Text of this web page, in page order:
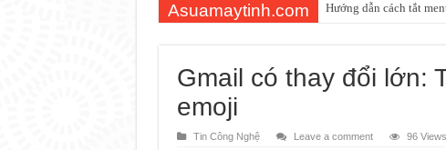
Asuamaytinh.com Hướng dẫn cách tắt
Gmail có thay đổi lớn:
emoji
Tin Công Nghệ Leave a comment 96 Views